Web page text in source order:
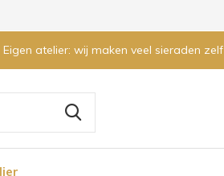
Eigen atelier: wij maken veel sieraden zelf